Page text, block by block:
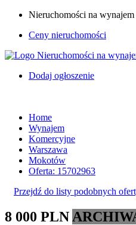
Nieruchomości na wynajem
Ceny nieruchomości
Dodaj ogłoszenie
Home
Wynajem
Komercyjne
Warszawa
Mokotów
Oferta: 15702963
Przejdź do listy podobnych
8 000 PLN